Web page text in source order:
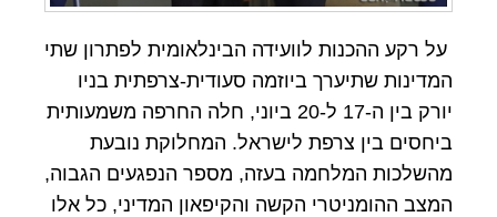
על רקע ההכנות לוועידה הבינלאומית לפתרון שתי
המדינות שתיערך ביוזמה סעודית-צרפתית בניו
יורק בין ה-17 ל-20 ביוני, חלה החרפה משמעותית
ביחסים בין צרפת לישראל. המחלוקת נובעת
מהשלכות המלחמה בעזה, מספר הנפגעים הגבוה,
המצב ההומניטרי הקשה והקיפאון המדיני, כל אלו